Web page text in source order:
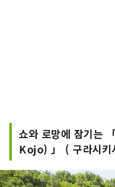
쇼와 로망에 잠기는
Kojo) 」 ( 구라시키